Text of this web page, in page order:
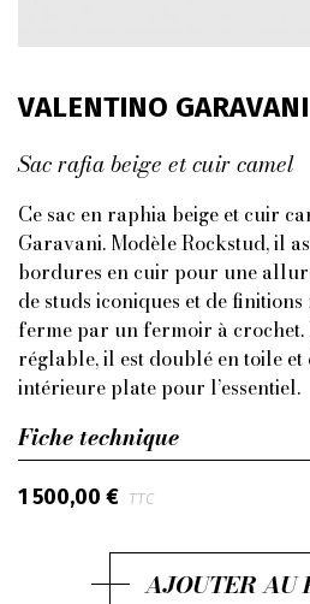
VALENTINO GARAVANI
Sac rafia beige et cuir camel
Ce sac en raphia beige et cuir
Garavani. Modèle Rockstud, il
bordures en cuir pour une
de studs iconiques et de
ferme par un fermoir à crochet.
réglable, il est doublé en toile et
intérieure plate pour l’essentiel.
Fiche technique
1 500,00 € TTC
AJOUTER AU